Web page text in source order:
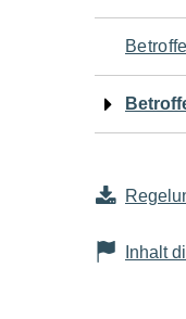
Inhalt